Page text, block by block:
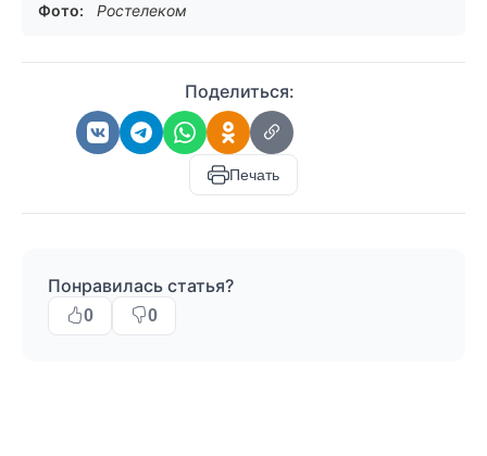
Фото: Ростелеком
Поделиться:
Печать
Понравилась статья?
0 0